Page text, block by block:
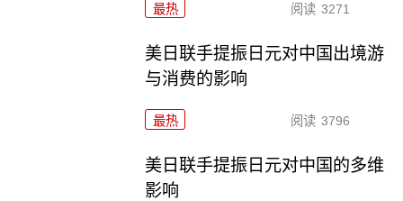
最热 阅读 3271
美日联手提振日元对中国出境游
与消费的影响
最热 阅读 3796
美日联手提振日元对中国的多维
影响